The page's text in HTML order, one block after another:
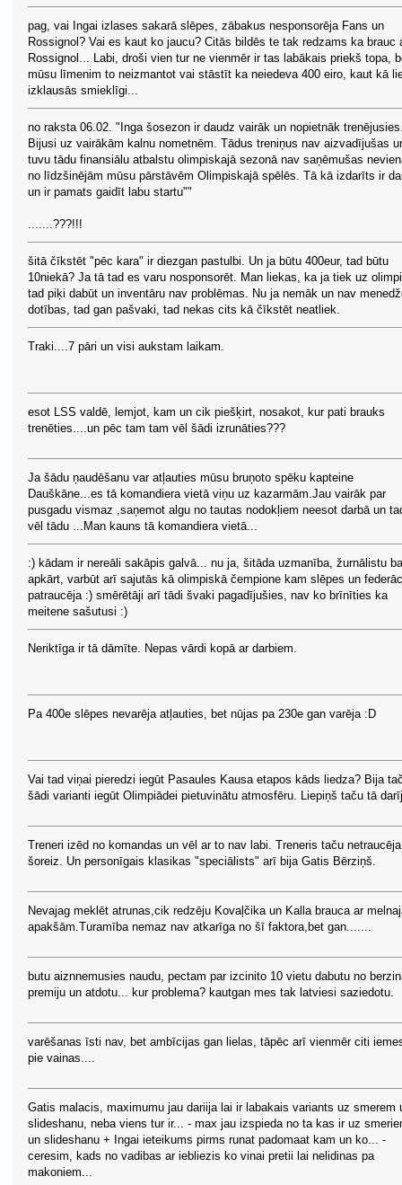
pag, vai Ingai izlases sakarā slēpes, zābakus nesponsorēja Fans un
Rossignol? Vai es kaut ko jaucu? Citās bildēs te tak redzams ka brauc
Rossignol... Labi, droši vien tur ne vienmēr ir tas labākais priekš topa,
mūsu līmenim to neizmantot vai stāstīt ka neiedeva 400 eiro, kaut kā
izklausās smieklīgi...
no raksta 06.02. "Inga šosezon ir daudz vairāk un nopietnāk
Bijusi uz vairākām kalnu nometnēm. Tādus treniņus nav aizvadījušas
tuvu tādu finansiālu atbalstu olimpiskajā sezonā nav saņēmušas
no līdzšinējām mūsu pārstāvēm Olimpiskajā spēlēs. Tā kā izdarīts ir
un ir pamats gaidīt labu startu""
.......???!!!
šitā čīkstēt "pēc kara" ir diezgan pastulbi. Un ja būtu 400eur, tad būtu
10niekā? Ja tā tad es varu nosponsorēt. Man liekas, ka ja tiek uz
tad piķi dabūt un inventāru nav problēmas. Nu ja nemāk un nav
dotības, tad gan pašvaki, tad nekas cits kā čīkstēt neatliek.
Traki....7 pāri un visi aukstam laikam.
esot LSS valdē, lemjot, kam un cik piešķirt, nosakot, kur pati brauks
trenēties....un pēc tam tam vēl šādi izrunāties???
Ja šādu ņaudēšanu var atļauties mūsu bruņoto spēku kapteine
Dauškāne...es tā komandiera vietā viņu uz kazarmām.Jau vairāk par
pusgadu vismaz ,saņemot algu no tautas nodokļiem neesot darbā un
vēl tādu ...Man kauns tā komandiera vietā...
:) kādam ir nereāli sakāpis galvā... nu ja, šitāda uzmanība, žurnālistu
apkārt, varbūt arī sajutās kā olimpiskā čempione kam slēpes un
patraucēja :) smērētāji arī tādi švaki pagadījušies, nav ko brīnīties ka
meitene sašutusi :)
Neriktīga ir tā dāmīte. Nepas vārdi kopā ar darbiem.
Pa 400e slēpes nevarēja atļauties, bet nūjas pa 230e gan varēja :D
Vai tad viņai pieredzi iegūt Pasaules Kausa etapos kāds liedza? Bija
šādi varianti iegūt Olimpiādei pietuvinātu atmosfēru. Liepiņš taču tā
Treneri izēd no komandas un vēl ar to nav labi. Treneris taču netraucēja
šoreiz. Un personīgais klasikas "speciālists" arī bija Gatis Bērziņš.
Nevajag meklēt atrunas,cik redzēju Kovaļčika un Kalla brauca ar
apakšām.Turamība nemaz nav atkarīga no šī faktora,bet gan.......
butu aiznnemusies naudu, pectam par izcinito 10 vietu dabutu no
premiju un atdotu... kur problema? kautgan mes tak latviesi saziedotu.
varēšanas īsti nav, bet ambīcijas gan lielas, tāpēc arī vienmēr citi
pie vainas....
Gatis malacis, maximumu jau dariija lai ir labakais variants uz smerem
slideshanu, neba viens tur ir... - max jau izspieda no ta kas ir uz
un slideshanu + Ingai ieteikums pirms runat padomaat kam un ko... -
ceresim, kads no vadibas ar iebliezis ko vinai pretii lai nelidinas pa
makoniem...